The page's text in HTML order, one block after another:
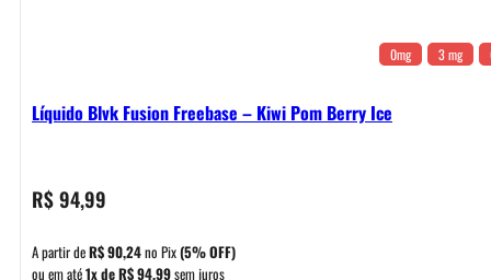
0mg 3 mg
Líquido Blvk Fusion Freebase – Kiwi Pom Berry Ice
R$94,99
A partir deR$90,24no Pix(5% OFF)
ou em até1x deR$94,99sem juros